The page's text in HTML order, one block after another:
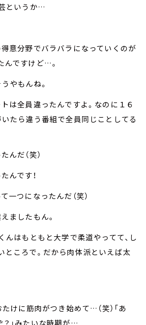
というか…
得意分野でバラバラになっていくのが
んですけど…。
やもんね。
は全員違ったんですよ。なのに１６
いたら違う番組で全員同じことしてる
んだ（笑）
んです！
一つになったんだ（笑）
ましたもん。
んはもともと大学で柔道やってて、し
ところで。だから肉体派といえば太
たけに筋肉がつき始めて…（笑）「あ
」みたいな時期が…